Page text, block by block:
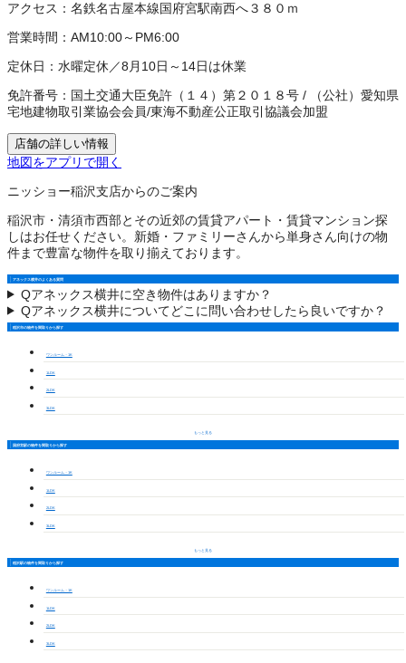
アクセス： 名鉄名古屋本線国府宮駅南西へ３８０ｍ
営業時間： AM10:00～PM6:00
定休日： 水曜定休／8月10日～14日は休業
免許番号： 国土交通大臣免許（１４）第２０１８号 /
（公社）愛知県
宅地建物取引業協会会員/東海不動産公正取引協議会加盟
店舗の詳しい情報
地図をアプリで開く
ニッショー稲沢支店からのご案内
稲沢市・清須市西部とその近郊の賃貸アパート・賃貸マンション探
しはお任せください。新婚・ファミリーさんから単身さん向けの物
件まで豊富な物件を取り揃えております。
アネックス横井のよくある質問
Qアネックス横井に空き物件はありますか？
Qアネックス横井についてどこに問い合わせしたら良いですか？
稲沢市の物件を間取りから探す
ワンルーム・1K
1LDK
2LDK
3LDK
もっと見る
国府宮駅の物件を間取りから探す
ワンルーム・1K
1LDK
2LDK
3LDK
もっと見る
稲沢駅の物件を間取りから探す
ワンルーム・1K
1LDK
2LDK
3LDK